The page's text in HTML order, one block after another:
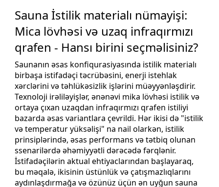
Sauna İstilik materialı nümayişi:
Mica lövhəsi və uzaq infraqırmızı
qrafen - Hansı birini seçməlisiniz?
Saunanın əsas konfiqurasiyasında istilik materialı
birbaşa istifadəçi təcrübəsini, enerji istehlak
xərclərini və təhlükəsizlik işlərini müəyyənləşdirir.
Texnoloji irəliləyişlər, ənənəvi mika lövhəsi istilik və
ortaya çıxan uzaqdan infraqırmızı qrafen istiliyi
bazarda əsas variantlara çevrildi. Hər ikisi də "istilik
və temperatur yüksəlişi" na nail olarkən, istilik
prinsiplərində, əsas performans və tətbiq olunan
ssenarilərdə əhəmiyyətli dərəcədə fərqlənir.
İstifadəçilərin aktual ehtiyaclarından başlayaraq,
bu məqalə, ikisinin üstünlük və çatışmazlıqlarını
aydınlaşdırmağa və özünüz üçün ən uyğun sauna